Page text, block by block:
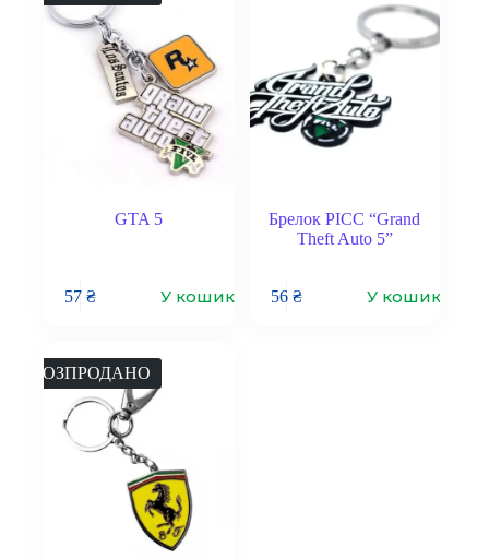
GTA 5
57₴ У кошик
Брелок PICC “Grand
Theft Auto 5”
56 ₴ У кошик
РОЗПРОДАНО